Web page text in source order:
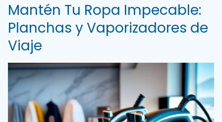
Mantén Tu Ropa Impecable:
Planchas y Vaporizadores de
Viaje